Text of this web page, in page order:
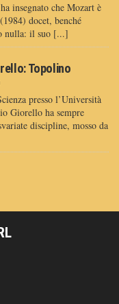
insegnato che Mozart è
docet, benché
nulla: il suo [...]
Topolino
presso l’Università
Giorello ha sempre
discipline, mosso da